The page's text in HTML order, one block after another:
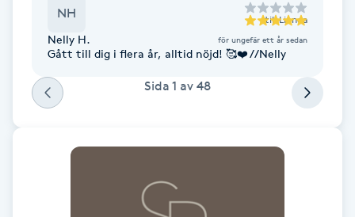
Fotsvamp
Fotvård
Fransar
Fransborttagning
NH till Linnea
Nelly H. för ungefär ett år sedan
Gått till dig i flera år, alltid nöjd! 🥰❤️ //Nelly
Sida 1 av 48